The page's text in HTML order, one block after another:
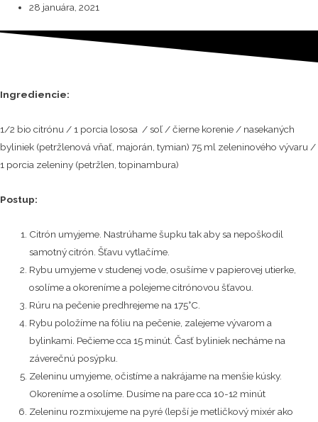
28 januára, 2021
Ingrediencie:
1/2 bio citrónu / 1 porcia lososa / soľ / čierne korenie / nasekaných
byliniek (petržlenová vňať, majorán, tymian) 75 ml zeleninového vývaru /
1 porcia zeleniny (petržlen, topinambura)
Postup:
Citrón umyjeme. Nastrúhame šupku tak aby sa nepoškodil
samotný citrón. Šťavu vytlačíme.
Rybu umyjeme v studenej vode, osušíme v papierovej utierke,
osolíme a okoreníme a polejeme citrónovou šťavou.
Rúru na pečenie predhrejeme na 175°C.
Rybu položíme na fóliu na pečenie, zalejeme vývarom a
bylinkami. Pečieme cca 15 minút. Časť byliniek necháme na
záverečnú posýpku.
Zeleninu umyjeme, očistíme a nakrájame na menšie kúsky.
Okoreníme a osolíme. Dusíme na pare cca 10-12 minút
Zeleninu rozmixujeme na pyré (lepší je metličkový mixér ako